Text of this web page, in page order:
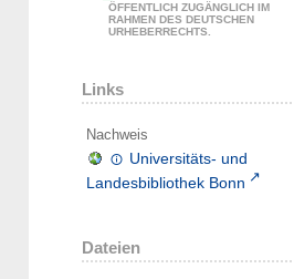
ÖFFENTLICH ZUGÄNGLICH IM
RAHMEN DES DEUTSCHEN
URHEBERRECHTS.
Links
Nachweis
Universitäts- und
Landesbibliothek Bonn
Dateien